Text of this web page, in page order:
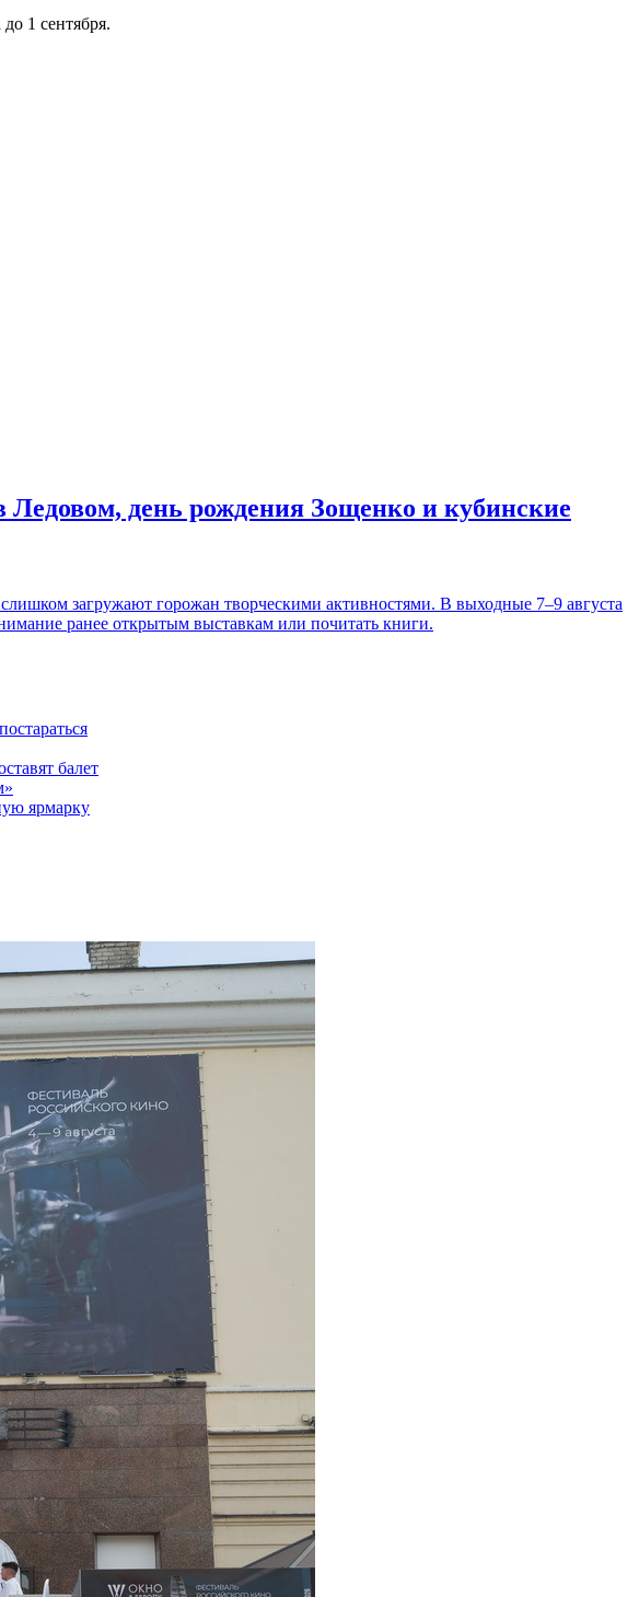
1 сентября.
день рождения Зощенко и кубинские
загружают горожан творческими активностями. В выходные 7–9 августа
ранее открытым выставкам или почитать книги.
балет
ярмарку